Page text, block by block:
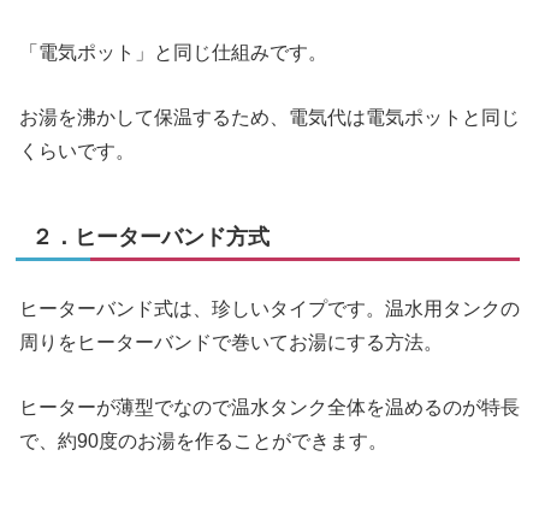
「電気ポット」と同じ仕組みです。
お湯を沸かして保温するため、電気代は電気ポットと同じ
くらいです。
２．ヒーターバンド方式
ヒーターバンド式は、珍しいタイプです。温水用タンクの
周りをヒーターバンドで巻いてお湯にする方法。
ヒーターが薄型でなので温水タンク全体を温めるのが特長
で、約90度のお湯を作ることができます。